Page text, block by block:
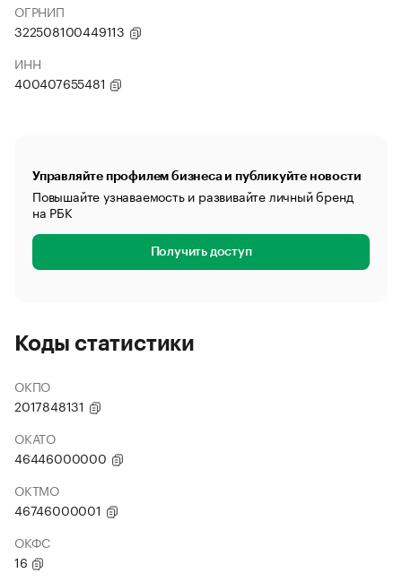
ОГРНИП
322508100449113
ИНН
400407655481
Управляйте профилем бизнеса и публикуйте новости
Повышайте узнаваемость и развивайте личный бренд
на РБК
Получить доступ
Коды статистики
ОКПО
2017848131
ОКАТО
46446000000
ОКТМО
46746000001
ОКФС
16